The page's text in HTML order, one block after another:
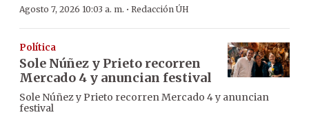
Agosto 7, 2026 10:03 a. m. · Redacción ÚH
Política
Sole Núñez y Prieto recorren
Mercado 4 y anuncian festival
Sole Núñez y Prieto recorren Mercado 4 y anuncian
festival